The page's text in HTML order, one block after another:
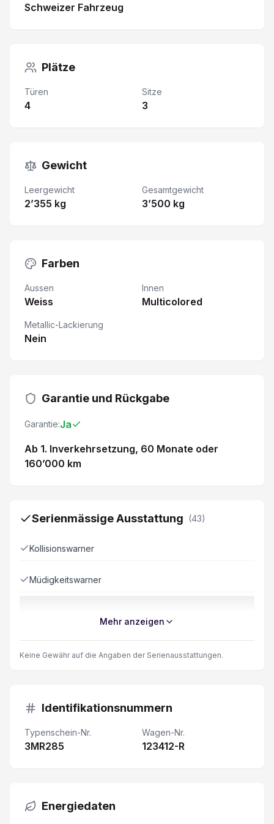
Schweizer Fahrzeug
Plätze
Türen
4
Sitze
3
Gewicht
Leergewicht
2’355 kg
Gesamtgewicht
3’500 kg
Farben
Aussen
Weiss
Innen
Multicolored
Metallic-Lackierung
Nein
Garantie und Rückgabe
Garantie:Ja
Ab 1. Inverkehrsetzung, 60 Monate oder
160’000 km
Serienmässige Ausstattung (43)
Kollisionswarner
Müdigkeitswarner
Keyless Zugang/ Starten
Nebelscheinwerfer
Lenkrad verstellbar
Heckdoppelflügeltüren 180°
Mehr anzeigen
Keine Gewähr auf die Angaben der Serienausstattungen.
Identifikationsnummern
Typenschein-Nr.
3MR285
Wagen-Nr.
123412-R
Energiedaten